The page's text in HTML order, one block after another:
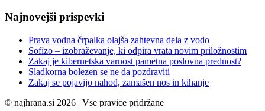
Najnovejši prispevki
Prava vodna črpalka olajša zahtevna dela z vodo
Sofizo – izobraževanje, ki odpira vrata novim priložnostim
Zakaj je kibernetska varnost pametna poslovna prednost?
Sladkorna bolezen se ne da pozdraviti
Zakaj se pojavijo nahod, zamašen nos in kihanje
© najhrana.si 2026 | Vse pravice pridržane